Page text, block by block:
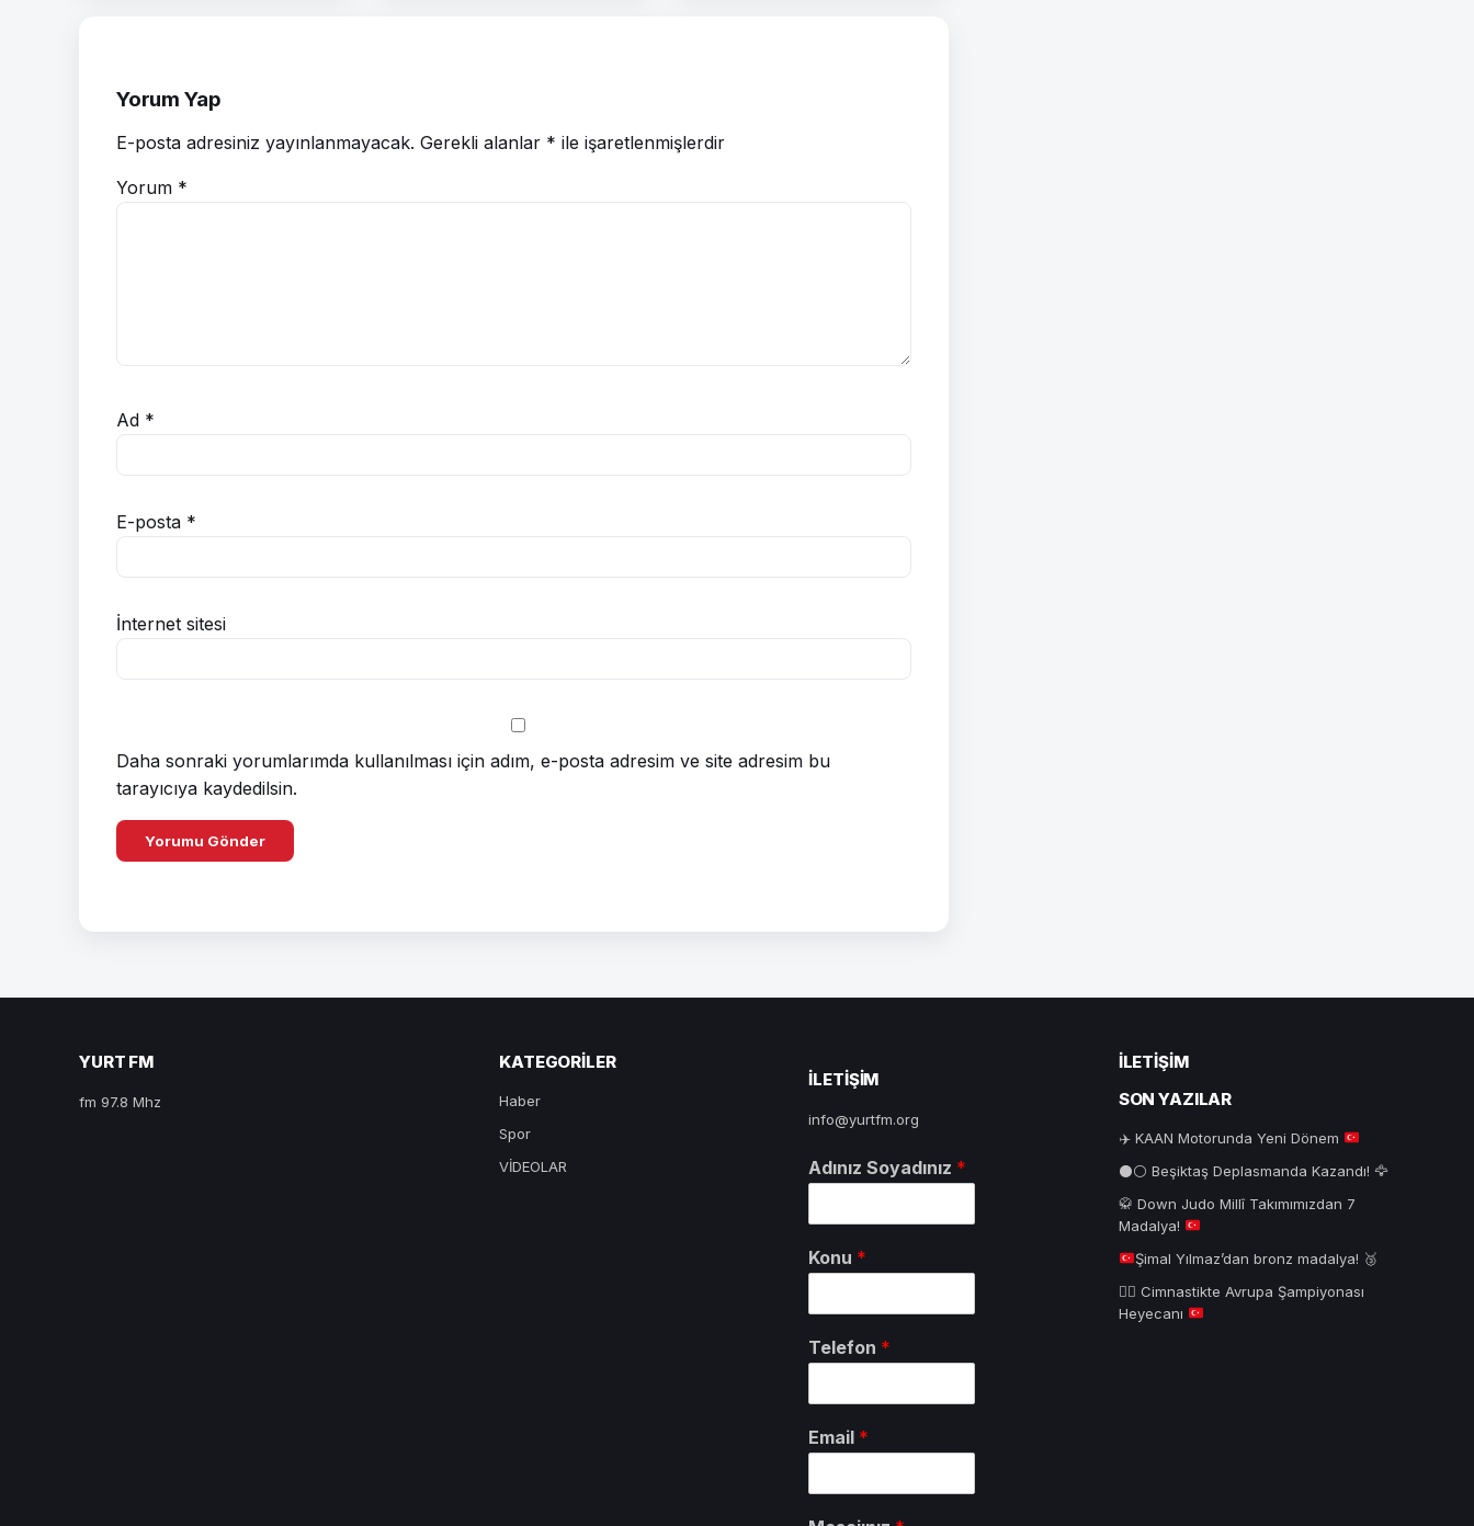
Yorum Yap
E-posta adresiniz yayınlanmayacak. Gerekli alanlar * ile işaretlenmişlerdir
Yorum *
Ad *
E-posta *
İnternet sitesi
Daha sonraki yorumlarımda kullanılması için adım, e-posta adresim ve site adresim bu
tarayıcıya kaydedilsin.
YURT FM
fm 97.8 Mhz
KATEGORILER
Haber
Spor
VİDEOLAR
ILETIŞIM
info@yurtfm.org
Adınız Soyadınız *
Konu *
Telefon *
Email *
İLETIŞIM
SON YAZILAR
✈️KAAN Motorunda Yeni Dönem
⚫⚪ Beşiktaş Deplasmanda Kazandı! 🦅
🥋 Down Judo Millî Takımımızdan 7
Madalya!
Şimal Yılmaz’dan bronz madalya! 🥉
🤸‍♂️ Cimnastikte Avrupa Şampiyonası
Heyecanı